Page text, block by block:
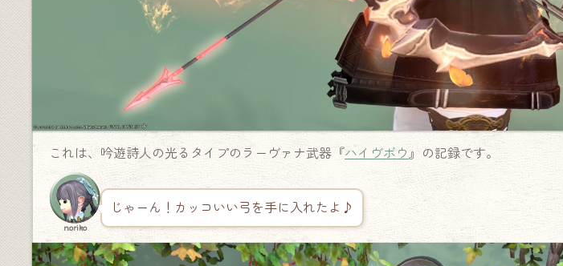
これは、吟遊詩人の光るタイプのラーヴァナ武器『ハイヴボウ』の記録です。
noriko
じゃーん！カッコいい弓を手に入れたよ♪